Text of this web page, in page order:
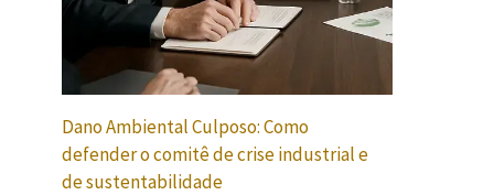
Dano Ambiental Culposo: Como
defender o comitê de crise industrial e
de sustentabilidade